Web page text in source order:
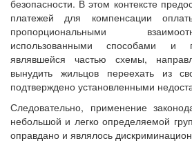
безопасности. В этом контексте
платежей для компенсации
пропорциональными
использованными способами и
являвшейся частью схемы,
вынудить жильцов переехать из
подтверждено установленными
Следовательно, применение
небольшой и легко определяемой
оправдано и являлось